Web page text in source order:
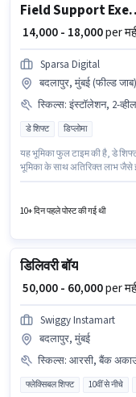
Field
₹ 14,000 - 18,000per
Sparsa Digital
बदलापुर, मुंबई (फील्ड जाब)
स्किल्स: इंस्टॉलेशन, 2-व्हीलर
डे शिफ्ट डिप्लोमा
यह भूमिका फुल टाइम की है, डे
भूमिका के साथ अतिरिक्त लाभ जैसे
सैलरी उपलब्ध है।
10+ दिन पहले पोस्ट की गई थी
डिलिवरी बॉय
₹ 50,000 - 60,000per
Swiggy Instamart
बदलापुर, मुंबई
स्किल्स: आरसी, बैंक अकाउंट, बाइक,
फ्लेक्सिबल शिफ्ट 10वीं से नीचे